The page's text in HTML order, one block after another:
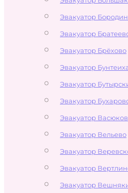
Эвакуатор
Эвакуатор
Эвакуатор Брёхово
Эвакуатор
Эвакуатор
Эвакуатор
Эвакуатор
Эвакуатор Вельево
Эвакуатор
Эвакуатор
Эвакуатор